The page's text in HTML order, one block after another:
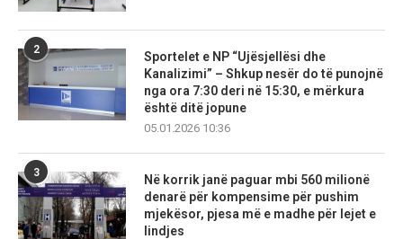
2
Sportelet e NP “Ujësjellësi dhe
Kanalizimi” – Shkup nesër do të punojnë
nga ora 7:30 deri në 15:30, e mërkura
është ditë jopune
05.01.2026 10:36
3
Në korrik janë paguar mbi 560 milionë
denarë për kompensime për pushim
mjekësor, pjesa më e madhe për lejet e
lindjes